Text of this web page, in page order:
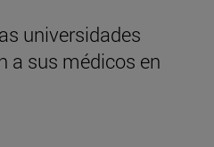
universidades
a sus médicos en